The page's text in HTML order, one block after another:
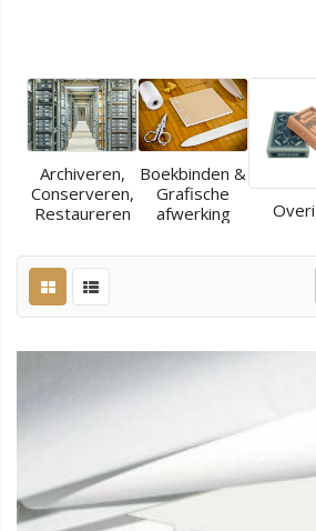
Archiveren,
Conserveren,
Restaureren
Boekbinden &
Grafische
afwerking